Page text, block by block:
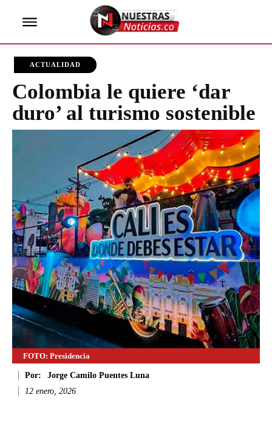
ACTUALIDAD
Colombia le quiere ‘dar
duro’ al turismo sostenible
FOTO: Presidencia
Por:
Jorge Camilo Puentes Luna
12 enero, 2026